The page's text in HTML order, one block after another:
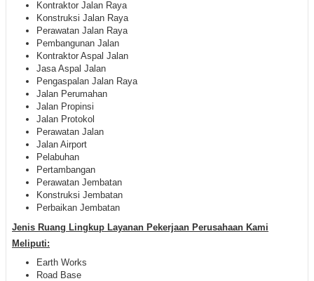
Kontraktor Jalan Raya
Konstruksi Jalan Raya
Perawatan Jalan Raya
Pembangunan Jalan
Kontraktor Aspal Jalan
Jasa Aspal Jalan
Pengaspalan Jalan Raya
Jalan Perumahan
Jalan Propinsi
Jalan Protokol
Perawatan Jalan
Jalan Airport
Pelabuhan
Pertambangan
Perawatan Jembatan
Konstruksi Jembatan
Perbaikan Jembatan
Jenis Ruang Lingkup Layanan Pekerjaan Perusahaan Kami
Meliputi:
Earth Works
Road Base